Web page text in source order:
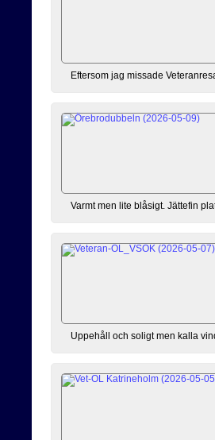
Eftersom jag missade
Varmt men lite blåsigt. Jättefin
Uppehåll och soligt men kalla